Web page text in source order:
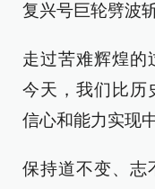
复兴号巨轮劈波
走过苦难辉煌的
今天，我们比历
信心和能力实现
保持道不变、志